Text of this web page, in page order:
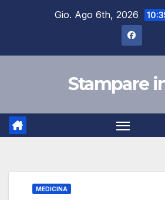
Gio. Ago 6th, 2026
Stampare
MEDICINA